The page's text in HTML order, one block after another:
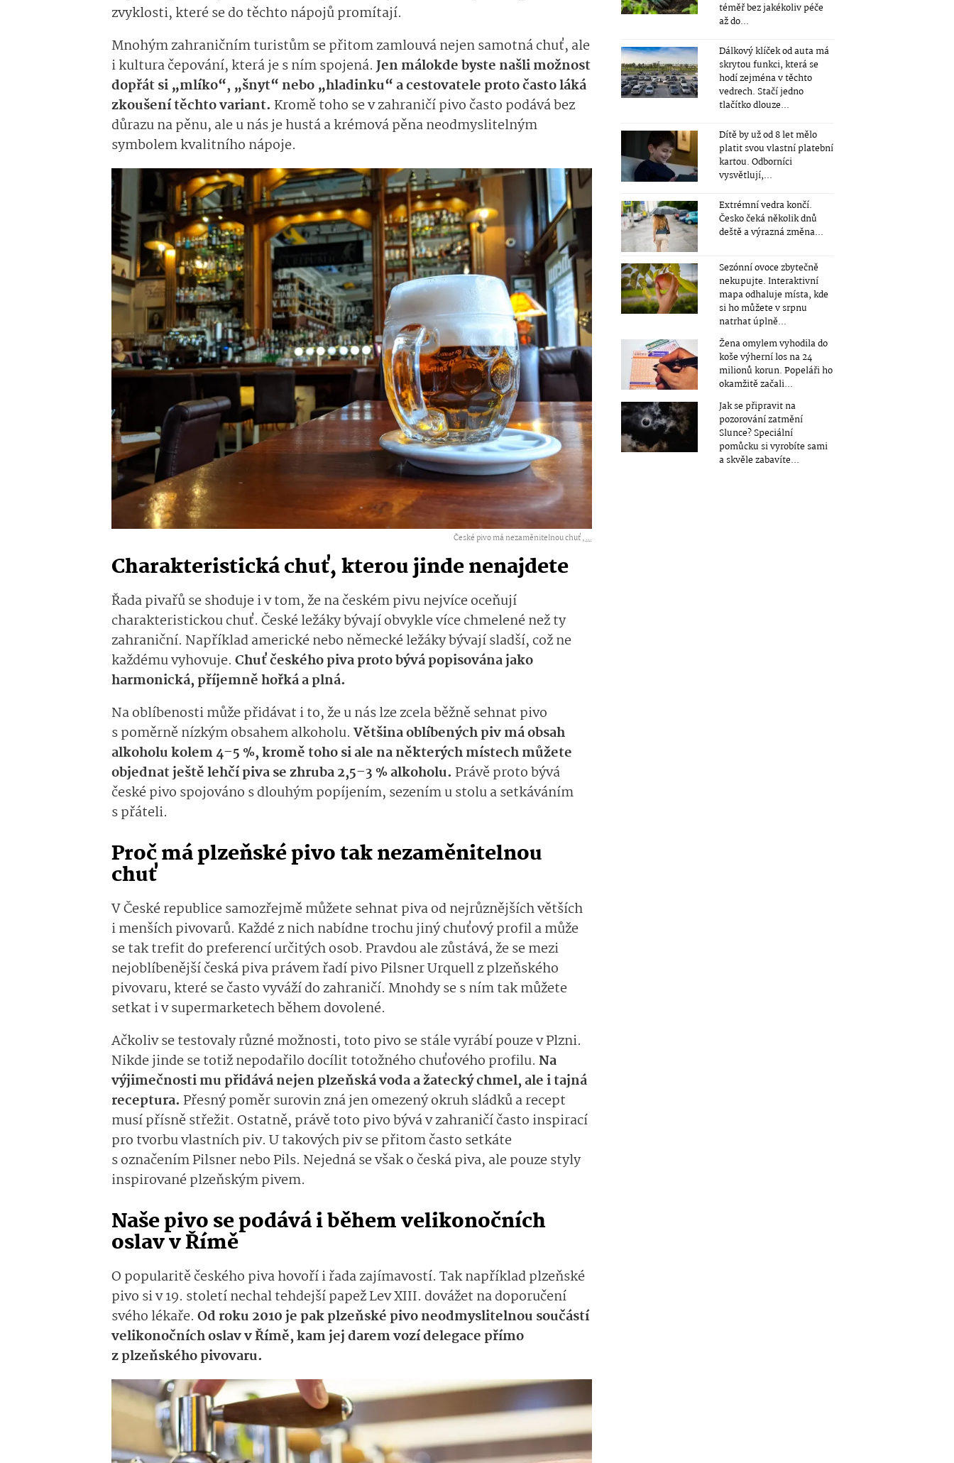
zvyklosti, které se do těchto nápojů promítají.
Mnohým zahraničním turistům se přitom zamlouvá nejen samotná chuť, ale
i kultura čepování, která je s ním spojená.Jen málokde byste našli možnost
dopřát si „mlíko“, „šnyt“ nebo „hladinku“ a cestovatele proto často láká
zkoušení těchto variant. Kromě toho se v zahraničí pivo často podává bez
důrazu na pěnu, ale u nás je hustá a krémová pěna neodmyslitelným
symbolem kvalitního nápoje.
České pivo má nezaměnitelnou chuť ,...
Charakteristická chuť, kterou jinde nenajdete
Řada pivařů se shoduje i v tom, že na českém pivu nejvíce oceňují
charakteristickou chuť. České ležáky bývají obvykle více chmelené než ty
zahraniční. Například americké nebo německé ležáky bývají sladší, což ne
každému vyhovuje. Chuť českého piva proto bývá popisována jako
harmonická, příjemně hořká a plná.
Na oblíbenosti může přidávat i to, že u nás lze zcela běžně sehnat pivo
s poměrně nízkým obsahem alkoholu. Většina oblíbených piv má obsah
alkoholu kolem 4–5 %, kromě toho si ale na některých místech můžete
objednat ještě lehčí piva se zhruba 2,5–3 % alkoholu. Právě proto bývá
české pivo spojováno s dlouhým popíjením, sezením u stolu a setkáváním
s přáteli.
Proč má plzeňské pivo tak nezaměnitelnou
chuť
V České republice samozřejmě můžete sehnat piva od nejrůznějších větších
i menších pivovarů. Každé z nich nabídne trochu jiný chuťový profil a může
se tak trefit do preferencí určitých osob. Pravdou ale zůstává, že se mezi
nejoblíbenější česká piva právem řadí pivo Pilsner Urquell z plzeňského
pivovaru, které se často vyváží do zahraničí. Mnohdy se s ním tak můžete
setkat i v supermarketech během dovolené.
Ačkoliv se testovaly různé možnosti, toto pivo se stále vyrábí pouze v Plzni.
Nikde jinde se totiž nepodařilo docílit totožného chuťového profilu. Na
výjimečnosti mu přidává nejen plzeňská voda a žatecký chmel, ale i tajná
receptura. Přesný poměr surovin zná jen omezený okruh sládků a recept
musí přísně střežit. Ostatně, právě toto pivo bývá v zahraničí často inspirací
pro tvorbu vlastních piv. U takových piv se přitom často setkáte
s označením Pilsner nebo Pils. Nejedná se však o česká piva, ale pouze styly
inspirované plzeňským pivem.
Naše pivo se podává i během velikonočních
oslav v Římě
O popularitě českého piva hovoří i řada zajímavostí. Tak například plzeňské
pivo si v 19. století nechal tehdejší papež Lev XIII. dovážet na doporučení
svého lékaře. Od roku 2010 je pak plzeňské pivo neodmyslitelnou součástí
velikonočních oslav v Římě, kam jej darem vozí delegace přímo
z plzeňského pivovaru.
téměř bez jakékoliv péče
až do...
Dálkový klíček od auta má
skrytou funkci, která se
hodí zejména v těchto
vedrech. Stačí jedno
tlačítko dlouze...
Dítě by už od 8 let mělo
platit svou vlastní platební
kartou. Odborníci
vysvětlují,...
Extrémní vedra končí.
Česko čeká několik dnů
deště a výrazná změna...
Sezónní ovoce zbytečně
nekupujte. Interaktivní
mapa odhaluje místa, kde
si ho můžete v srpnu
natrhat úplně...
Žena omylem vyhodila do
koše výherní los na 24
milionů korun. Popeláři ho
okamžitě začali...
Jak se připravit na
pozorování zatmění
Slunce? Speciální
pomůcku si vyrobíte sami
a skvěle zabavíte...